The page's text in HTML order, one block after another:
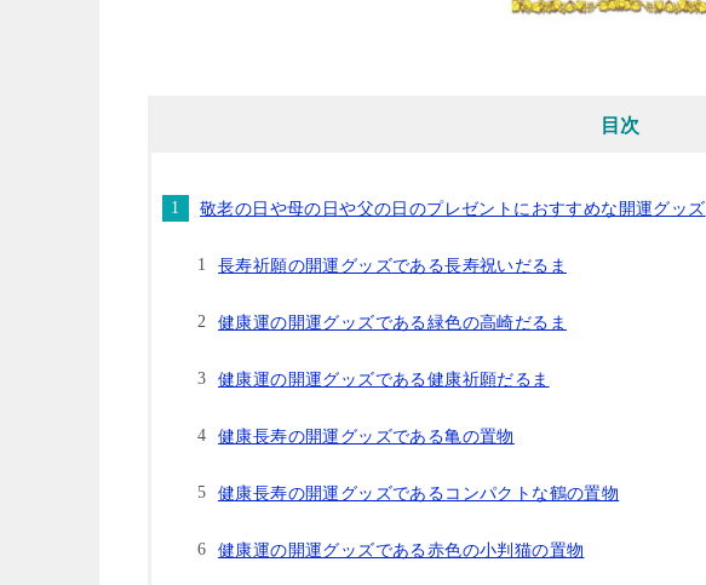
目次
敬老の日や母の日や父の日のプレゼントにおすすめな開運グッズ
長寿祈願の開運グッズである長寿祝いだるま
健康運の開運グッズである緑色の高崎だるま
健康運の開運グッズである健康祈願だるま
健康長寿の開運グッズである亀の置物
健康長寿の開運グッズであるコンパクトな鶴の置物
健康運の開運グッズである赤色の小判猫の置物